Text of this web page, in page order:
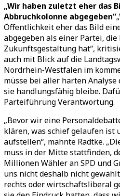
„Wir haben zuletzt eher das
Abbruchkolonne abgegeben“
Öffentlichkeit eher das Bild
abgegeben als einer Partei, die
Zukunftsgestaltung hat“,
auch mit Blick auf die
Nordrhein-Westfalen im
müsse bei aller harten Analyse
sie handlungsfähig bleibe.
Parteiführung Verantwortung.
„Bevor wir eine
klären, was schief gelaufen
aufstellen“, mahnte Radtke.
muss in der Mitte stattfinden,
Millionen Wähler an SPD und
uns nicht deshalb nicht
rechts oder wirtschaftsliberal